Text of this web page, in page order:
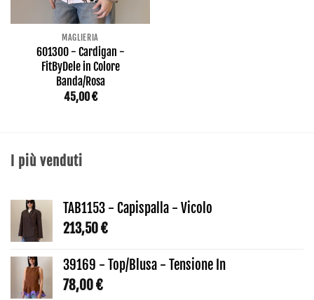
MAGLIERIA
601300 - Cardigan -
FitByDele in Colore
Banda/Rosa
45,00€
I più venduti
TAB1153 - Capispalla - Vicolo
213,50€
39169 - Top/Blusa - Tensione In
78,00€